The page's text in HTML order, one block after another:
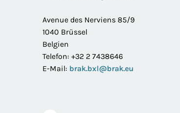
Avenue des Nerviens 85/9
1040 Brüssel
Belgien
Telefon: +32 2 7438646
E-Mail: brak.bxl@brak.eu